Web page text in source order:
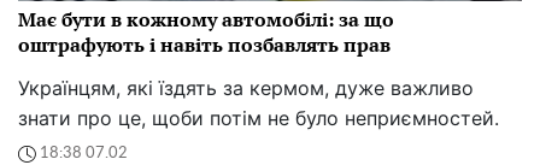
Має бути в кожному автомобілі: за що
оштрафують і навіть позбавлять прав
Українцям, які їздять за кермом, дуже важливо
знати про це, щоби потім не було неприємностей.
18:38 07.02